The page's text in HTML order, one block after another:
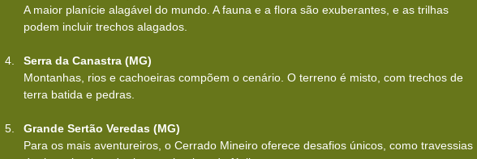
A maior planície alagável do mundo. A fauna e a flora são exuberantes, e as trilhas
podem incluir trechos alagados.
Serra da Canastra (MG)
Montanhas, rios e cachoeiras compõem o cenário. O terreno é misto, com trechos de
terra batida e pedras.
Grande Sertão Veredas (MG)
Para os mais aventureiros, o Cerrado Mineiro oferece desafios únicos, como travessias